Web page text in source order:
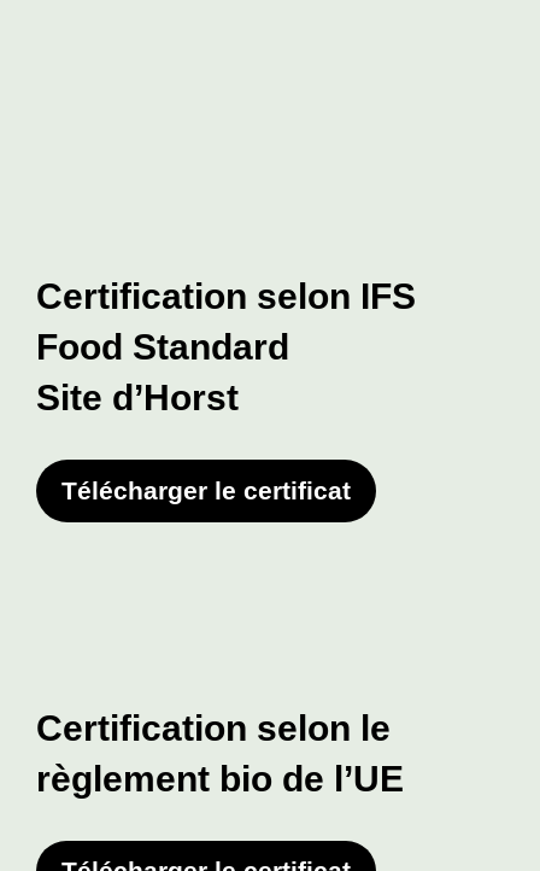
Certification selon IFS
Food Standard
Site d’Horst
Télécharger le certificat
Certification selon le
règlement bio de l’UE